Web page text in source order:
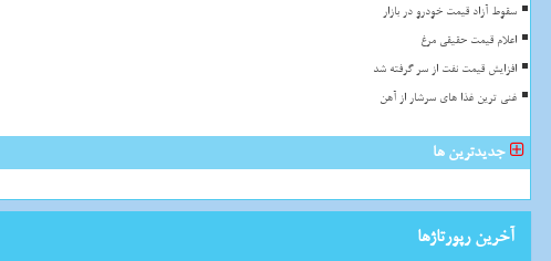
سقوط آزاد قیمت خودرو در بازار
اعلام قیمت حقیقی مرغ
افزایش قیمت نفت از سر گرفته شد
غنی ترین غذا های سرشار از آهن
جدیدترین ها
آخرین رپورتاژها